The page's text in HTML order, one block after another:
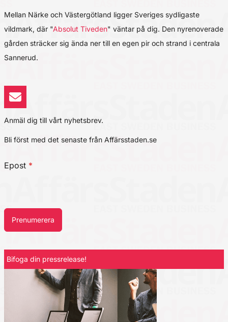
Mellan Närke och Västergötland ligger Sveriges sydligaste
vildmark, där "Absolut Tiveden" väntar på dig. Den nyrenoverade
gården sträcker sig ända ner till en egen pir och strand i centrala
Sannerud.
Anmäl dig till vårt nyhetsbrev.
Bli först med det senaste från Affärsstaden.se
Epost *
Prenumerera
Bifoga din pressrelease!